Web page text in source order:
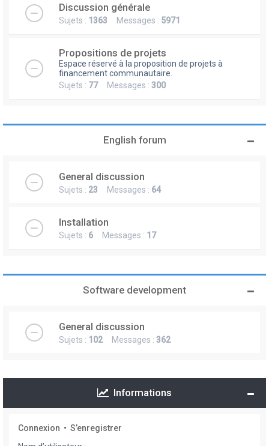
Discussion générale
Sujets : 1363 Messages : 5971
Propositions de projets
Espace réservé à la proposition de projets à
financement communautaire.
Sujets : 77Messages : 300
English forum
General discussion
Sujets : 23 Messages : 64
Installation
Sujets : 6 Messages : 17
Software development
General discussion
Sujets : 102Messages : 362
Informations
Connexion • S’enregistrer